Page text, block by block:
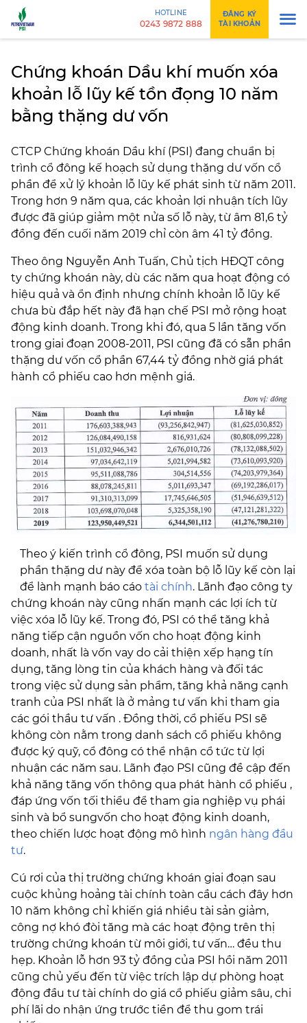
HOTLINE
0243 9872 888
ĐĂNG KÝ
TÀI KHOẢN
Chứng khoán Dầu khí muốn xóa
khoản lỗ lũy kế tồn đọng 10 năm
bằng thặng dư vốn
CTCP Chứng khoán Dầu khí (PSI) đang chuẩn bị
trình cổ đông kế hoạch sử dụng thặng dư vốn cổ
phần để xử lý khoản lỗ lũy kế phát sinh từ năm 2011.
Trong hơn 9 năm qua, các khoản lợi nhuận tích lũy
được đã giúp giảm một nửa số lỗ này, từ âm 81,6 tỷ
đồng đến cuối năm 2019 chỉ còn âm 41 tỷ đồng.
Theo ông Nguyễn Anh Tuấn, Chủ tịch HĐQT công
ty chứng khoán này, dù các năm qua hoạt động có
hiệu quả và ổn định nhưng chính khoản lỗ lũy kế
chưa bù đắp hết này đã hạn chế PSI mở rộng hoạt
động kinh doanh. Trong khi đó, qua 5 lần tăng vốn
trong giai đoạn 2008-2011, PSI cũng đã có sẵn phần
thặng dư vốn cổ phần 67,44 tỷ đồng nhờ giá phát
hành cổ phiếu cao hơn mệnh giá.
Theo ý kiến trình cổ đông, PSI muốn sử dụng
phần thặng dư này để xóa toàn bộ lỗ lũy kế còn lại
để lành mạnh báo cáo tài chính. Lãnh đạo công ty
chứng khoán này cũng nhấn mạnh các lợi ích từ
việc xóa lỗ lũy kế. Trong đó, PSI có thể tăng khả
năng tiếp cận nguồn vốn cho hoạt động kinh
doanh, nhất là vốn vay do cải thiện xếp hạng tín
dụng, tăng lòng tin của khách hàng và đối tác
trong việc sử dụng sản phẩm, tăng khả năng cạnh
tranh của PSI nhất là ở mảng tư vấn khi tham gia
các gói thầu tư vấn . Đồng thời, cổ phiếu PSI sẽ
không còn nằm trong danh sách cổ phiếu không
được ký quỹ, cổ đông có thể nhận cổ tức từ lợi
nhuận các năm sau. Lãnh đạo PSI cũng đề cập đến
khả năng tăng vốn thông qua phát hành cổ phiếu ,
đáp ứng vốn tối thiểu để tham gia nghiệp vụ phái
sinh và bổ sungvốn cho hoạt động kinh doanh,
theo chiến lược hoạt động mô hình ngân hàng đầu
tư.
Cú rơi của thị trường chứng khoán giai đoạn sau
cuộc khủng hoảng tài chính toàn cầu cách đây hơn
10 năm không chỉ khiến giá nhiều tài sản giảm,
công nợ khó đòi tăng mà các hoạt động trên thị
trường chứng khoán từ môi giới, tư vấn… đều thu
hẹp. Khoản lỗ hơn 93 tỷ đồng của PSI hồi năm 2011
cũng chủ yếu đến từ việc trích lập dự phòng hoạt
động đầu tư tài chính do giá cổ phiếu giảm sâu, chi
phí lãi do nhận ứng trước tiền để thu gom trái